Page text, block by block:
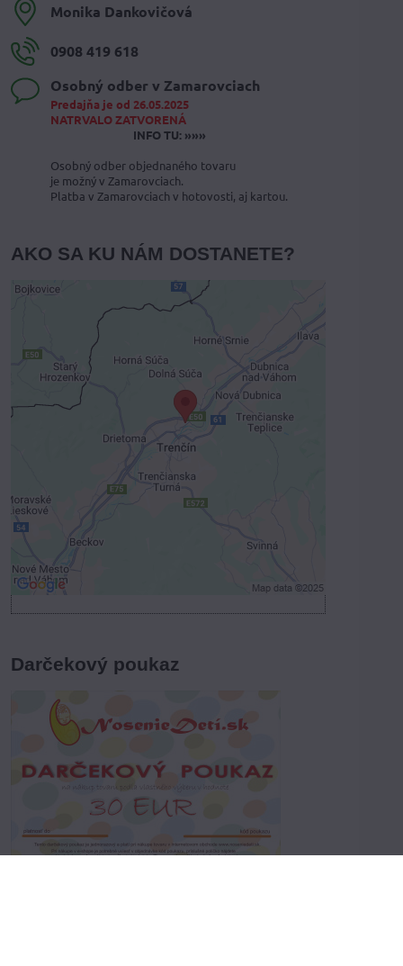
Monika Dankovičová
0908 419 618
Osobný odber v Zamarovciach
Predajňa je od 26.05.2025
NATRVALO ZATVORENÁ
INFO TU: »»»
Osobný odber objednaného tovaru
je možný v Zamarovciach.
Platba v Zamarovciach v hotovosti, aj kartou.
AKO SA KU NÁM DOSTANETE?
Externý obsah je blokovaný
Voľbami súkromia
Prajete si načítať externý obsah?
Povoliť tentokrát
Povoliť a zapamätať - súhlas s druhom
cookie: Funkčné
Darčekový poukaz